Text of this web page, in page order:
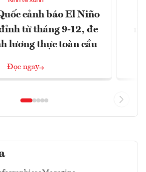
cảnh báo El Niño
từ tháng 9-12, đe
lương thực toàn cầu
Đọc ngay